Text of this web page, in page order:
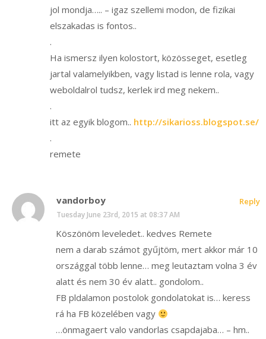
jol mondja….. – igaz szellemi modon, de fizikai
elszakadas is fontos..
.
Ha ismersz ilyen kolostort, közösseget, esetleg
jartal valamelyikben, vagy listad is lenne rola, vagy
weboldalrol tudsz, kerlek ird meg nekem..
.
itt az egyik blogom.. http://sikarioss.blogspot.se/
.
remete
vandorboy
Tuesday June 23rd, 2015 at 08:37 AM
Köszönöm leveledet.. kedves Remete
nem a darab számot gyűjtöm, mert akkor már 10
országgal több lenne… meg leutaztam volna 3 év
alatt és nem 30 év alatt.. gondolom..
FB pldalamon postolok gondolatokat is… keress
rá ha FB közelében vagy
…önmagaert valo vandorlas csapdajaba… – hm..
Reply